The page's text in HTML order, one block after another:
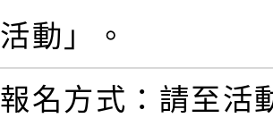
活動」。
報名方式：請至活